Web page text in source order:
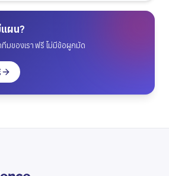
ผน?
มของเรา ฟรี ไม่มีข้อผูกมัด